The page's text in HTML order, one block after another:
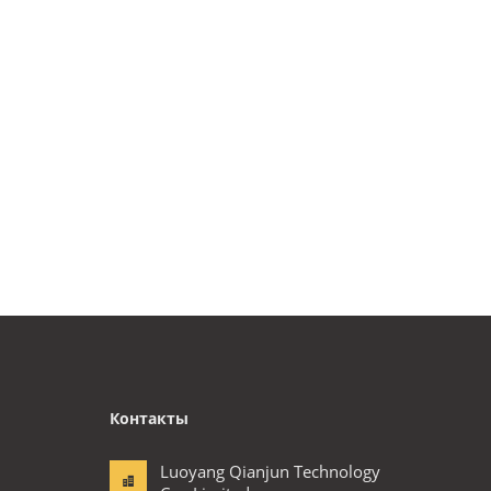
Контакты
Luoyang Qianjun Technology